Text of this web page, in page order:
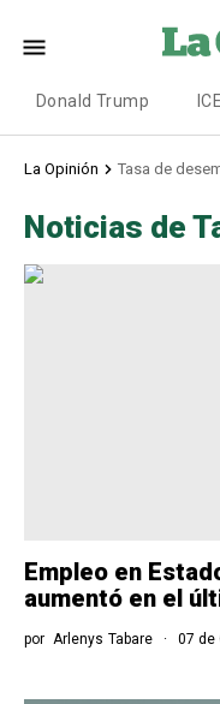
Donald Trump ICE
La Opinión Tasa de
Noticias de
Empleo en
aumentó en el
por Arlenys Tabare 07 de